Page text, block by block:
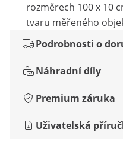
rozměrech 100 x 10
tvaru měřeného
Podrobnosti o
Náhradní díly
Premium záruka
Uživatelská